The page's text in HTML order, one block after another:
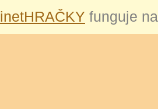
inetHRAČKY funguje